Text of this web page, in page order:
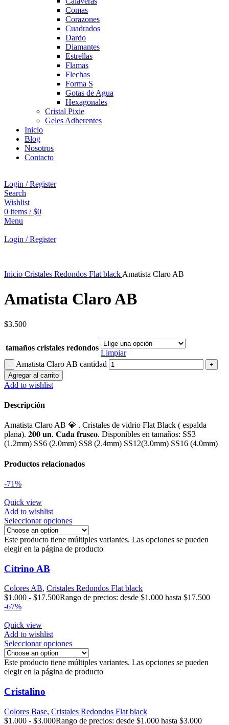
Comas
Corazones
Cuadrados
Dardo
Diamantes
Estrellas
Flamas
Flechas
Forma S
Gotas de Agua
Hexagonales
Cristal Pixie
Geles Adherentes
Inicio
Blog
Nosotros
Contacto
Login / Register
Search
Wishlist
0 items / $0
Menu
Login / Register
Inicio Cristales Redondos Flat black Amatista Claro AB
Amatista Claro AB
$3.500
tamaños cristales redondos
Limpiar
Amatista Claro AB cantidad
Agregar al carrito
Add to wishlist
Descripción
Amatista Claro AB 💎 . Cristales de vidrio Flat Black ( espalda
plana). 𝟐𝟎𝟎 𝐮𝐧. 𝐂𝐚𝐝𝐚 𝐟𝐫𝐚𝐬𝐜𝐨. Disponibles en tamaños: SS3
(1.2mm) SS6 (2.0mm) SS8 (2.4mm) SS12(3.0mm) SS16 (4.0mm)
Productos relacionados
-71%
Quick view
Add to wishlist
Seleccionar opciones
Este producto tiene múltiples variantes. Las opciones se pueden
elegir en la página de producto
Citrino AB
Colores AB, Cristales Redondos Flat black
$1.000 - $17.500Rango de precios: desde $1.000 hasta $17.500
-67%
Quick view
Add to wishlist
Seleccionar opciones
Este producto tiene múltiples variantes. Las opciones se pueden
elegir en la página de producto
Cristalino
Colores Base, Cristales Redondos Flat black
$1.000 - $3.000Rango de precios: desde $1.000 hasta $3.000